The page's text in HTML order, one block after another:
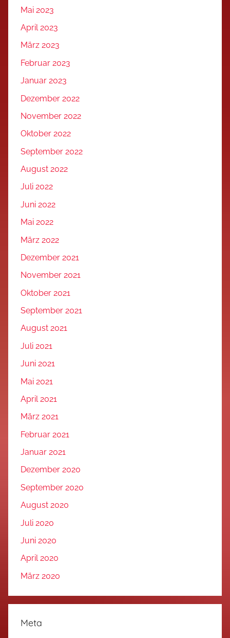
Mai 2023
April 2023
März 2023
Februar 2023
Januar 2023
Dezember 2022
November 2022
Oktober 2022
September 2022
August 2022
Juli 2022
Juni 2022
Mai 2022
März 2022
Dezember 2021
November 2021
Oktober 2021
September 2021
August 2021
Juli 2021
Juni 2021
Mai 2021
April 2021
März 2021
Februar 2021
Januar 2021
Dezember 2020
September 2020
August 2020
Juli 2020
Juni 2020
April 2020
März 2020
Meta